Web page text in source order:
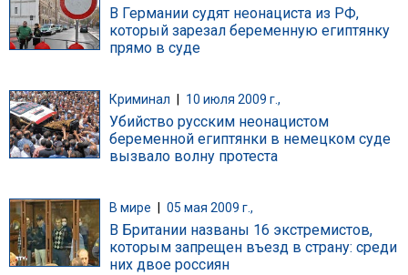
В Германии судят неонациста из РФ,
который зарезал беременную египтянку
прямо в суде
Криминал 10 июля 2009 г.,
Убийство русским неонацистом
беременной египтянки в немецком суде
вызвало волну протеста
В мире 05 мая 2009 г.,
В Британии названы 16 экстремистов,
которым запрещен въезд в страну: среди
них двое россиян